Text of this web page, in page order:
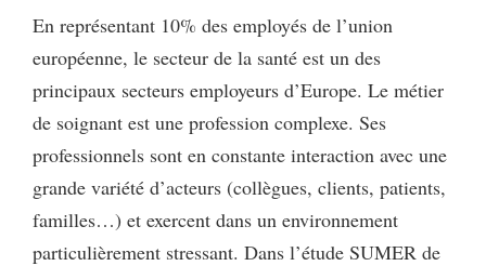
En représentant 10% des employés de l’union
européenne, le secteur de la santé est un des
principaux secteurs employeurs d’Europe. Le métier
de soignant est une profession complexe. Ses
professionnels sont en constante interaction avec une
grande variété d’acteurs (collègues, clients, patients,
familles…) et exercent dans un environnement
particulièrement stressant. Dans l’étude SUMER de